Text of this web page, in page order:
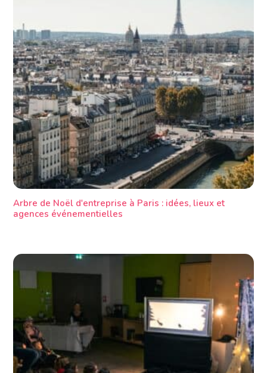
Arbre de Noël d'entreprise à Paris : idées, lieux et
agences événementielles